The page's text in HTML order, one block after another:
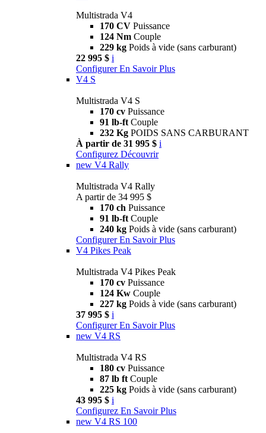
Multistrada V4
170 CV Puissance
124 Nm Couple
229 kg Poids à vide (sans carburant)
22 995 $ i
Configurer En Savoir Plus
V4 S
Multistrada V4 S
170 cv Puissance
91 lb-ft Couple
232 Kg POIDS SANS CARBURANT
À partir de 31 995 $ i
Configurez Découvrir
new V4 Rally
Multistrada V4 Rally
A partir de 34 995 $
170 ch Puissance
91 lb-ft Couple
240 kg Poids à vide (sans carburant)
Configurer En Savoir Plus
V4 Pikes Peak
Multistrada V4 Pikes Peak
170 cv Puissance
124 Kw Couple
227 kg Poids à vide (sans carburant)
37 995 $ i
Configurer En Savoir Plus
new V4 RS
Multistrada V4 RS
180 cv Puissance
87 lb ft Couple
225 kg Poids à vide (sans carburant)
43 995 $ i
Configurez En Savoir Plus
new V4 RS 100